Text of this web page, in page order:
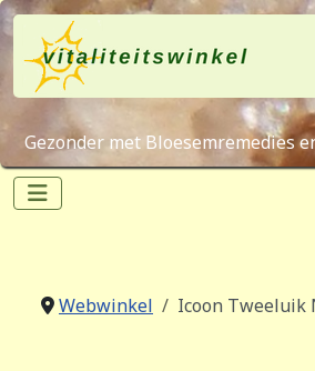
Gezonder met Bloesemremedies
Webwinkel Icoon Tweeluik